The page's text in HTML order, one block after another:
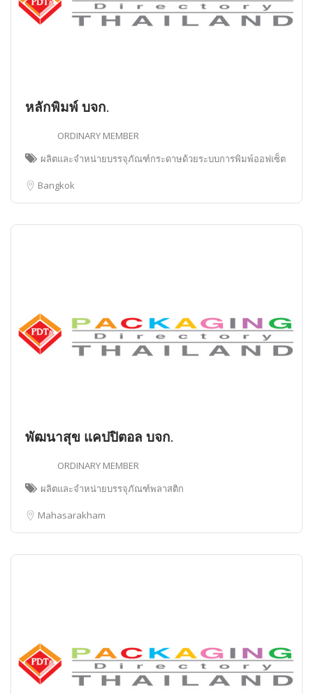
หลักพิมพ์ บจก.
ORDINARY MEMBER
ผลิตและจำหน่ายบรรจุภัณฑ์กระดาษด้วยระบบการพิมพ์ออฟเซ็ต
Bangkok
พัฒนาสุข แคปปิตอล บจก.
ORDINARY MEMBER
ผลิตและจำหน่ายบรรจุภัณฑ์พลาสติก
Mahasarakham